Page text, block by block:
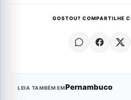
GOSTOU? COMPARTILHE
LEIA TAMBÉM EMPernambuco